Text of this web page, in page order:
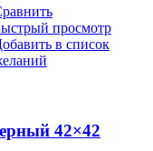
просмотр
в список
42×42